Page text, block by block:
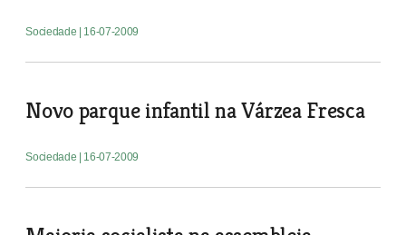
Sociedade | 16-07-2009
Novo parque infantil na Várzea Fresca
Sociedade | 16-07-2009